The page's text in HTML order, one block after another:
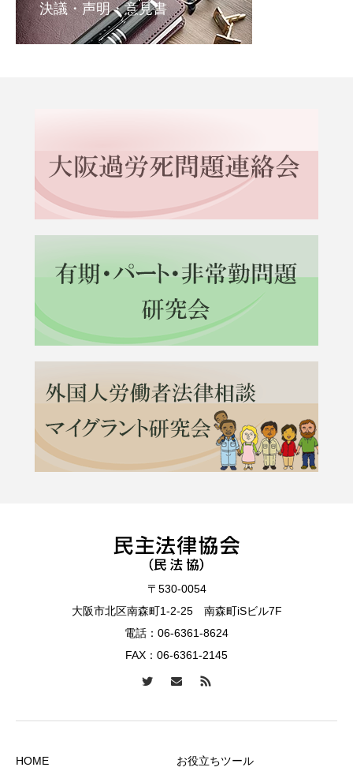
決議・声明・意見書
〒530-0054
大阪市北区南森町1-2-25 南森町iSビル7F
電話： 06-6361-8624
FAX：06-6361-2145
HOME お役立ちツール